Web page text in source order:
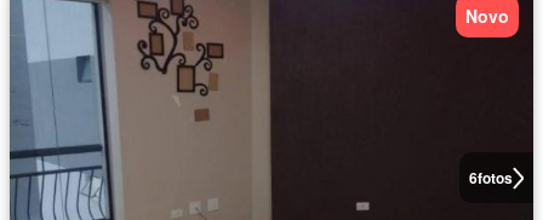
6fotos
Novo